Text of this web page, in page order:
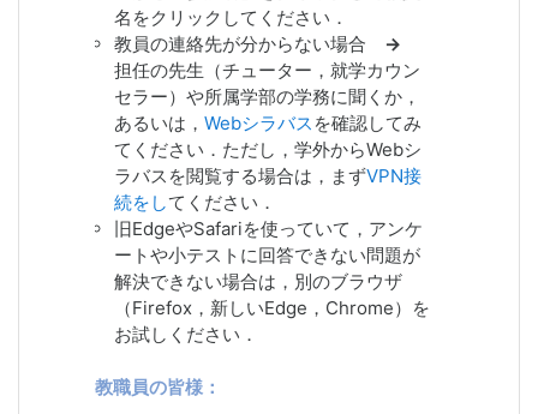
2021/03/09 セキュリティパッチをあ
てるためコード改変（フィードバッ
ク，タグ管理）
2020/10/08 アンケートモジュールの
集計画面に表示される文字列を左揃え
に変更（templateコードを改変）
2020/06/23 動画コンテンツ提供シス
テムCLEVASのシステム増強（HDD容
量アップ）
2020/06/15 Feedbackモジュールの
バグ修正（&, <, > がうまく表示されな
い問題，PHPコード改変）
2020/05/20 大学の認証サーバのシス
テム増強（増強後の不調でMoodleが影
響を受けたが復旧）
2020/05/18 MoodleサーバのApache
名をクリックしてください．
教員の連絡先が分からない場合 →
担任の先生（チューター，就学カウン
セラー）や所属学部の学務に聞くか，
あるいは， Webシラバス を確認してみ
てください ．ただし，学外からWebシ
ラバスを閲覧する場合は，まずVPN接
続をしてください．
旧EdgeやSafariを使っていて，アンケ
ートや小テストに回答できない問題が
解決できない場合は，別のブラウザ
（Firefox，新しいEdge，Chrome）を
お試しください．
教職員の皆様：